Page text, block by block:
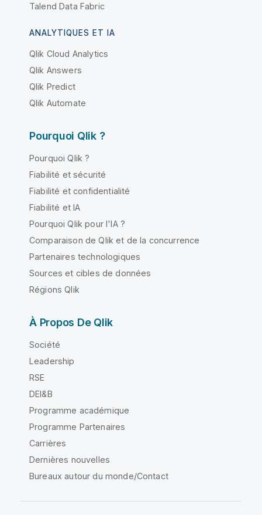
Talend Data Fabric
ANALYTIQUES ET IA
Qlik Cloud Analytics
Qlik Answers
Qlik Predict
Qlik Automate
Pourquoi Qlik ?
Pourquoi Qlik ?
Fiabilité et sécurité
Fiabilité et confidentialité
Fiabilité et IA
Pourquoi Qlik pour l'IA ?
Comparaison de Qlik et de la concurrence
Partenaires technologiques
Sources et cibles de données
Régions Qlik
À Propos De Qlik
Société
Leadership
RSE
DEI&B
Programme académique
Programme Partenaires
Carrières
Dernières nouvelles
Bureaux autour du monde/Contact